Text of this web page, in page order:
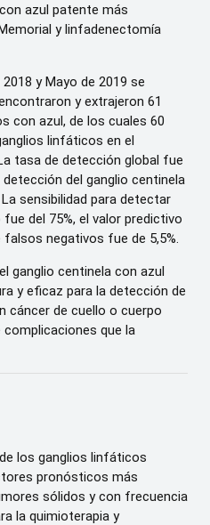
azul patente más
y linfadenectomía
y Mayo de 2019 se
y extrajeron 61
con azul, de los cuales 60
linfáticos en el
tasa de detección global fue
del ganglio centinela
sensibilidad para detectar
del 75%, el valor predictivo
negativos fue de 5,5%.
ganglio centinela con azul
y eficaz para la detección de
cáncer de cuello o cuerpo
que la
los ganglios linfáticos
pronósticos más
sólidos y con frecuencia
la quimioterapia y